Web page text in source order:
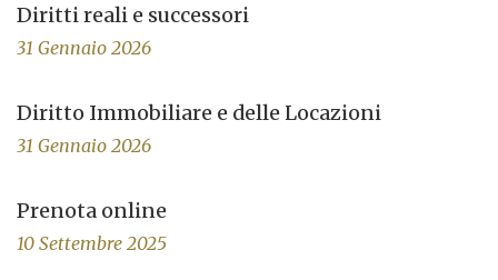
Diritti reali e successori
31 Gennaio 2026
Diritto Immobiliare e delle Locazioni
31 Gennaio 2026
Prenota online
10 Settembre 2025